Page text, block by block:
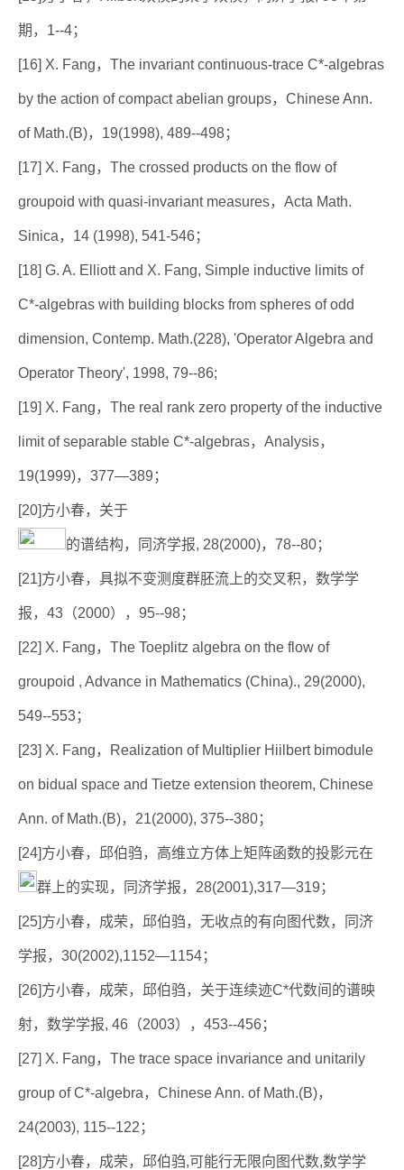
期，1--4；
[16] X. Fang，The invariant continuous-trace C*-algebras
by the action of compact abelian groups，Chinese Ann.
of Math.(B)，19(1998), 489--498；
[17] X. Fang，The crossed products on the flow of
groupoid with quasi-invariant measures，Acta Math.
Sinica，14 (1998), 541-546；
[18] G. A. Elliott and X. Fang, Simple inductive limits of
C*-algebras with building blocks from spheres of odd
dimension, Contemp. Math.(228), 'Operator Algebra and
Operator Theory', 1998, 79--86;
[19] X. Fang，The real rank zero property of the inductive
limit of separable stable C*-algebras，Analysis，
19(1999)，377—389；
[20]方小春，关于
的谱结构，同济学报, 28(2000)，78--80；
[21]方小春，具拟不变测度群胚流上的交叉积，数学学
报，43（2000），95--98；
[22] X. Fang，The Toeplitz algebra on the flow of
groupoid , Advance in Mathematics (China)., 29(2000),
549--553；
[23] X. Fang，Realization of Multiplier Hiilbert bimodule
on bidual space and Tietze extension theorem, Chinese
Ann. of Math.(B)，21(2000), 375--380；
[24]方小春，邱伯驺，高维立方体上矩阵函数的投影元在
群上的实现，同济学报，28(2001),317—319；
[25]方小春，成荣，邱伯驺，无收点的有向图代数，同济
学报，30(2002),1152—1154；
[26]方小春，成荣，邱伯驺，关于连续迹C*代数间的谱映
射，数学学报, 46（2003），453--456；
[27] X. Fang，The trace space invariance and unitarily
group of C*-algebra，Chinese Ann. of Math.(B)，
24(2003), 115--122；
[28]方小春，成荣，邱伯驺,可能行无限向图代数,数学学